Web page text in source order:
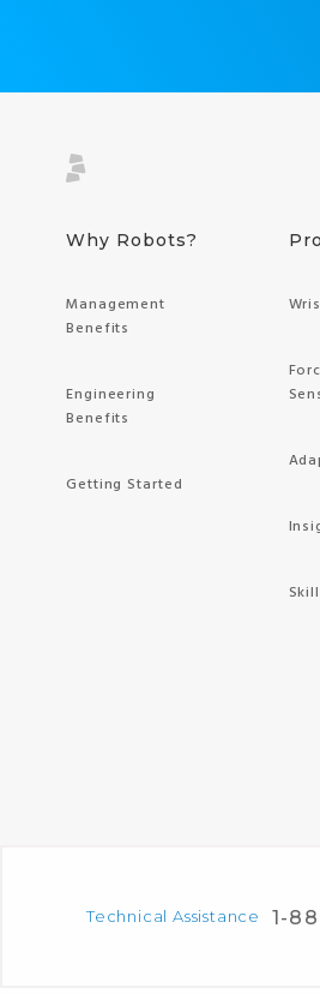
Why Robots?
Management
Benefits
Engineering
Benefits
Getting Started
Technical Assistance 1-